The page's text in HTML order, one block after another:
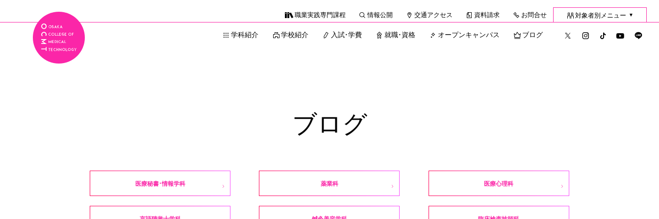
職業実践専門課程 情報公開 交通アクセス 資料請求 お問合せ 対象者別メニュー ▼
学科紹介 学校紹介 入試・学費 就職・資格 オープンキャンパス ブログ
ブログ
医療秘書・情報学科 薬業科 医療心理科